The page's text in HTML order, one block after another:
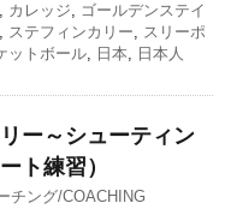
, カレッジ, ゴールデンステイ
, ステフィンカリー, スリーポ
ットボール, 日本, 日本人
ー～シューティン
ト練習）
チング/COACHING